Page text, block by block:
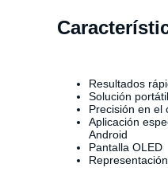
Resultados
Solución portátil
Precisión en el
Aplicación
Android
Pantalla OLED